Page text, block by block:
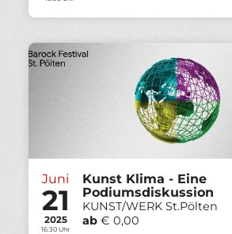
Juni
21
2025
16:30 Uhr
Kunst Klima - Eine
Podiumsdiskussion
KUNST/WERK St.Pölten
ab € 0,00